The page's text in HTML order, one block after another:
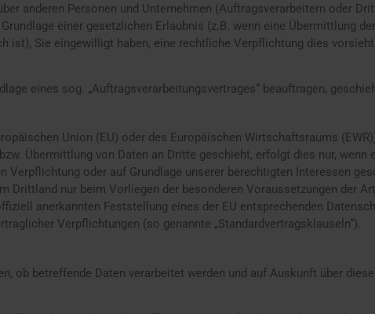
anderen Personen und Unternehmen (Auftragsverarbeitern oder
einer gesetzlichen Erlaubnis (z.B. wenn eine Übermittlung
ist), Sie eingewilligt haben, eine rechtliche Verpflichtung dies
eines sog. „Auftragsverarbeitungsvertrages“ beauftragen,
Union (EU) oder des Europäischen Wirtschaftsraums
Übermittlung von Daten an Dritte geschieht, erfolgt dies nur,
Verpflichtung oder auf Grundlage unserer berechtigten Interessen
Drittland nur beim Vorliegen der besonderen Voraussetzungen der
anerkannten Feststellung eines der EU entsprechenden
Verpflichtungen (so genannte „Standardvertragsklauseln“).
ob betreffende Daten verarbeitet werden und auf Auskunft über